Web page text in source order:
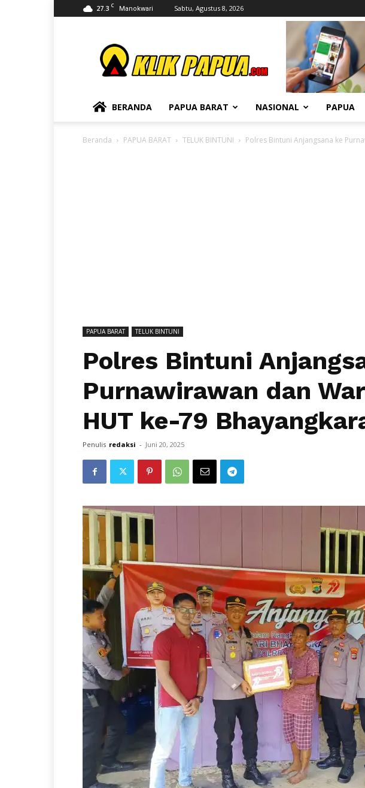
27.3 C Manokwari Sabtu, Agustus 8, 2026
BERANDA PAPUA BARAT NASIONAL PAPUA
Beranda PAPUA BARAT TELUK BINTUNI Polres Bintuni Anjangsana ke
PAPUA BARAT TELUK BINTUNI
Polres Bintuni
Purnawirawan dan
HUT ke-79
Penulis redaksi - Juni 20, 2025